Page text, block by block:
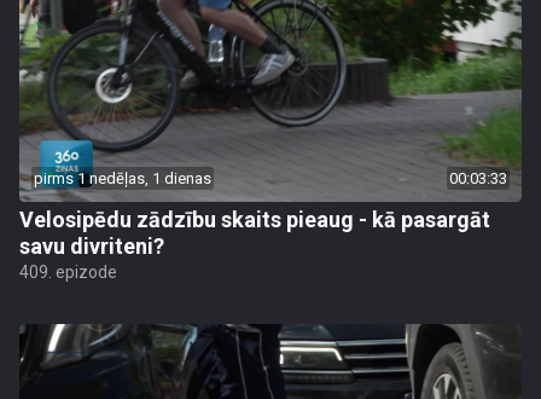
pirms 1 nedēļas, 1 dienas 00:03:33
Velosipēdu zādzību skaits pieaug - kā pasargāt
savu divriteni?
409. epizode